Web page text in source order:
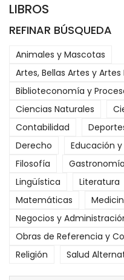
LIBROS
REFINAR BÚSQUEDA
Animales y Mascotas
Artes, Bellas Artes y
Biblioteconomía y
Ciencias Naturales
Contabilidad
Derecho
Educación
Filosofía
Gastronomía
Lingüística
Literatura
Matemáticas
Negocios y
Obras de Referencia y
Religión
Salud